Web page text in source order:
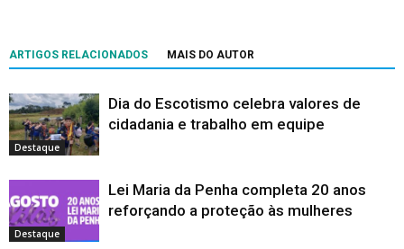
ARTIGOS RELACIONADOS MAIS DO AUTOR
Destaque
Dia do Escotismo celebra valores de
cidadania e trabalho em equipe
Destaque
Lei Maria da Penha completa 20 anos
reforçando a proteção às mulheres